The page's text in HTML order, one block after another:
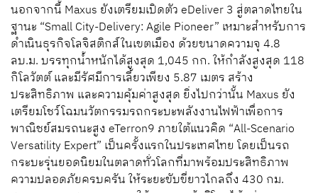
นอกจากนี้ Maxus ยังเตรียมเปิดตัว eDeliver 3 สู่ตลาดไทยใน
ฐานะ “Small City-Delivery: Agile Pioneer” เหมาะสำหรับการ
ดำเนินธุรกิจโลจิสติกส์ในเขตเมือง ด้วยขนาดความจุ 4.8
ลบ.ม. บรรทุกน้ำหนักได้สูงสุด 1,045 กก. ให้กำลังสูงสุด 118
กิโลวัตต์ และมีรัศมีการเลี้ยวเพียง 5.87 เมตร สร้าง
ประสิทธิภาพ และความคุ้มค่าสูงสุด ยิ่งไปกว่านั้น Maxus ยัง
เตรียมโชว์โฉมนวัตกรรมรถกระบะพลังงานไฟฟ้าเพื่อการ
พาณิชย์สมรถนะสูง eTerron9 ภายใต้แนวคิด “All-Scenario
Versatility Expert” เป็นครั้งแรกในประเทศไทย โดยเป็นรถ
กระบะรุ่นยอดนิยมในตลาดทั่วโลกที่มาพร้อมประสิทธิภาพ
ความปลอดภัยครบครัน ให้ระยะขับขี่ยาวไกลถึง 430 กม.